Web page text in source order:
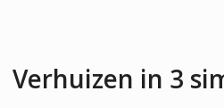
Verhuizen in 3